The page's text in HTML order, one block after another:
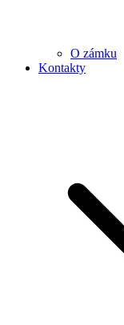
O zámku
Kontakty